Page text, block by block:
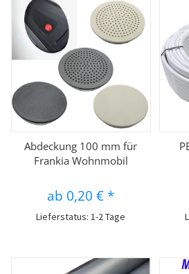
Abdeckung 100 mm für
Frankia Wohnmobil
ab 0,20 € *
Lieferstatus: 1-2 Tage